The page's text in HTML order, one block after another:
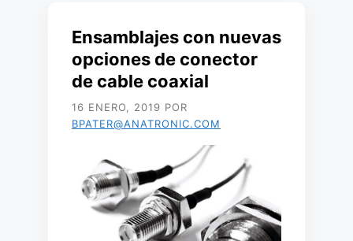
Ensamblajes con nuevas
opciones de conector
de cable coaxial
16 ENERO, 2019 POR
BPATER@ANATRONIC.COM